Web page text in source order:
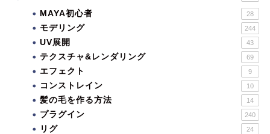
MAYA初心者 28
モデリング 244
UV展開 43
テクスチャ&レンダリング 69
エフェクト 9
コンストレイン 10
髪の毛を作る方法 14
プラグイン 240
リグ 24